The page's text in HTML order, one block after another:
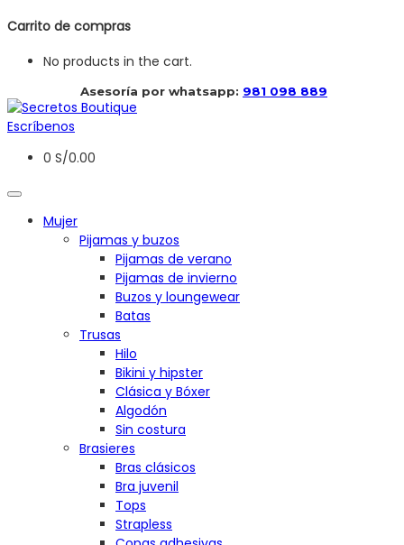
Carrito de compras
No products in the cart.
Asesoría por whatsapp: 981 098 889
Escríbenos
0 S/0.00
Mujer
Pijamas y buzos
Pijamas de verano
Pijamas de invierno
Buzos y loungewear
Batas
Trusas
Hilo
Bikini y hipster
Clásica y Bóxer
Algodón
Sin costura
Brasieres
Bras clásicos
Bra juvenil
Tops
Strapless